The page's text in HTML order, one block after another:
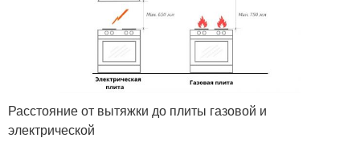
Расстояние от вытяжки до плиты газовой и
электрической